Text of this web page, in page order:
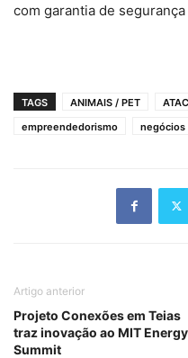
com garantia de
TAGS ANIMAIS / PET
empreendedorismo
negócios
Artigo anterior
Projeto Conexões em Teias
traz inovação ao MIT Energy
Summit